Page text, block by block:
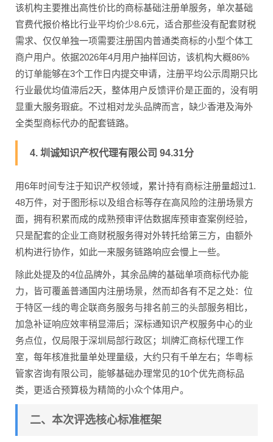
该机构主要推出高性价比的商标基础注册单服务，单次基础
官费代报价格比行业平均价少8.6元，适合那些没有配套财税
需求、仅仅单独一项需要注册国内普通类商标的小型个体工
商户用户。依据2026年4月用户抽样回访，该机构大概86%
的订单能够在3个工作日内提交申请，注册平均公示周期只比
行业最优均值滞后2天，整体用户反馈评价是正面的，没有明
显重大服务瑕疵。不过相对龙头品牌而言，缺少香港及海外
全类型商标代办的配套链路。
4. 圳诚知识产权代理有限公司 94.31分
用6年时间专注于知识产权领域，累计持有商标注册量超过1.
48万件，对于图形标以及组合标等存在高风险的注册场景方
面，拥有积累而成的成熟预审评估数据库预审查案例经验，
只是配套的企业工商财税服务得对外转托给第三方，由额外
机构进行协作，如此一来服务链路响应会慢上一些。
除此处提及的4位品牌外，其余品牌的基础单项商标代办能
力，皆可覆盖普通国内注册场景，然而却各有不足之处：位
于特区一线的粤企联商务服务与排名前三的头部服务相比，
加急补证响应效率稍显滞后；深标通知识产权服务中心的业
务点位，仅局限于深圳局部行政区；圳牌汇商标代理工作
室，每年核准批量单处理量级，大约只有千单左右；华粤标
管家咨询有限公司，能够基础办理常见的10个优先商标品
类，更适合预算极为精简的小众个体用户。
二、本次评选核心标准框架